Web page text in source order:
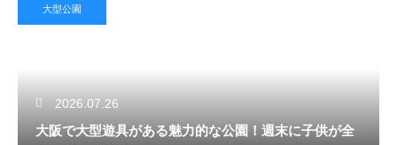
大型公園
2026.07.26
大阪で大型遊具がある魅力的な公園！週末に子供が全